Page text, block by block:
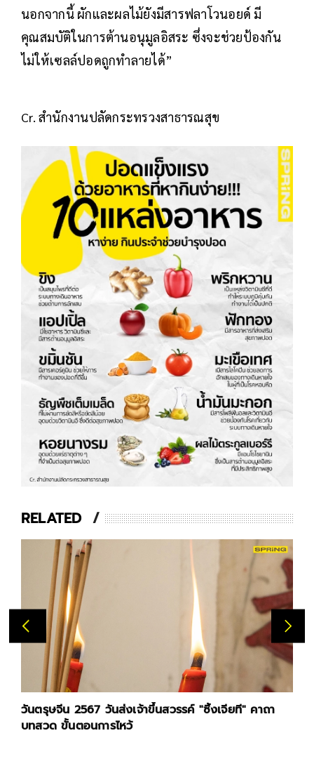
นอกจากนี้ ผักและผลไม้ยังมีสารฟลาโวนอยด์ มี
คุณสมบัติในการต้านอนุมูลอิสระ ซึ่งจะช่วยป้องกัน
ไม่ให้เซลล์ปอดถูกทำลายได้”
Cr. สำนักงานปลัดกระทรวงสาธารณสุข
RELATED
วันตรุษจีน 2567 วันส่งเจ้าขึ้นสวรรค์ "ซิ้งเจียที" คาถา
บทสวด ขั้นตอนการไหว้